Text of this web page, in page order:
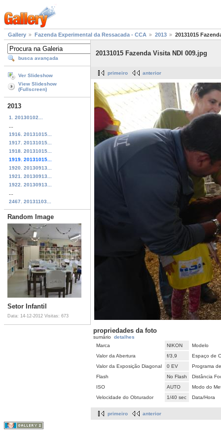
Gallery Fazenda Experimental da Ressacada - CCA 2013 20131015
busca avançada
Ver Slideshow
View Slideshow
(Fullscreen)
2013
1. 20130102...
1916. 20131015...
1917. 20131015...
1918. 20131015...
1919. 20131015...
1920. 20130913...
1921. 20130913...
1922. 20130913...
2467. 20131103...
Random Image
Setor Infantil
Data: 14-12-2012 Visitas: 673
20131015 Fazenda Visita NDI 009.jpg
primeiro anterior
propriedades da foto
sumário detalhes
Marca
NIKON
Modelo
Valor da Abertura
f/3,9
Espaço de
Valor da Exposição Diagonal
0 EV
Programa
Flash
No Flash
Distância
ISO
AUTO
Modo do
Velocidade do Obturador
1/40 sec Data/Hora
primeiro anterior